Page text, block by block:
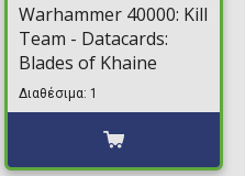
Warhammer 40000: Kill
Team - Datacards:
Blades of Khaine
Διαθέσιμα: 1